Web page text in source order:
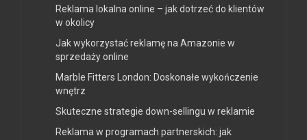
Reklama lokalna online – jak dotrzeć do klientów
w okolicy
Jak wykorzystać reklamę na Amazonie w
sprzedaży online
Marble Fitters London: Doskonałe wykończenie
wnętrz
Skuteczne strategie down-sellingu w reklamie
Reklama w programach partnerskich: jak